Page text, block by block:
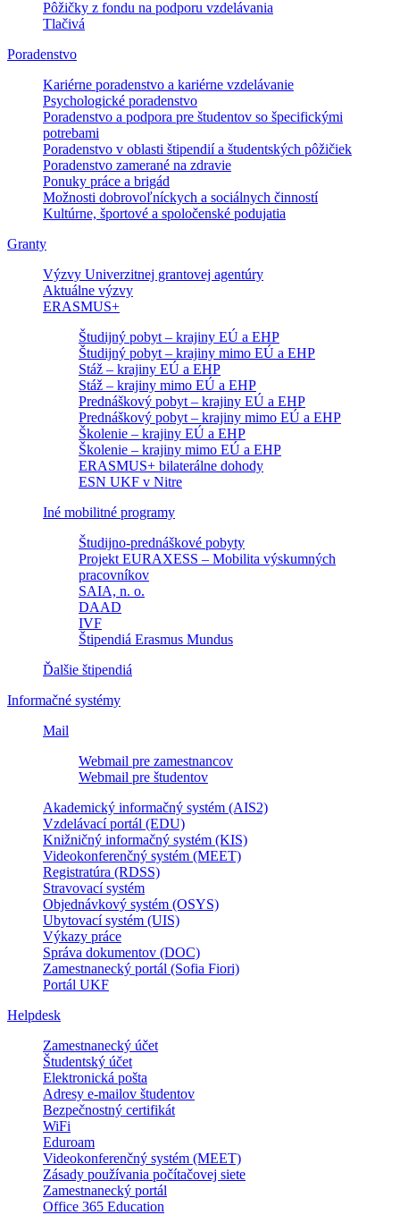
Pôžičky z fondu na podporu vzdelávania
Tlačivá
Poradenstvo
Kariérne poradenstvo a kariérne vzdelávanie
Psychologické poradenstvo
Poradenstvo a podpora pre študentov so špecifickými
potrebami
Poradenstvo v oblasti štipendií a študentských pôžičiek
Poradenstvo zamerané na zdravie
Ponuky práce a brigád
Možnosti dobrovoľníckych a sociálnych činností
Kultúrne, športové a spoločenské podujatia
Granty
Výzvy Univerzitnej grantovej agentúry
Aktuálne výzvy
ERASMUS+
Študijný pobyt – krajiny EÚ a EHP
Študijný pobyt – krajiny mimo EÚ a EHP
Stáž – krajiny EÚ a EHP
Stáž – krajiny mimo EÚ a EHP
Prednáškový pobyt – krajiny EÚ a EHP
Prednáškový pobyt – krajiny mimo EÚ a EHP
Školenie – krajiny EÚ a EHP
Školenie – krajiny mimo EÚ a EHP
ERASMUS+ bilaterálne dohody
ESN UKF v Nitre
Iné mobilitné programy
Študijno-prednáškové pobyty
Projekt EURAXESS – Mobilita výskumných
pracovníkov
SAIA, n. o.
DAAD
IVF
Štipendiá Erasmus Mundus
Ďalšie štipendiá
Informačné systémy
Mail
Webmail pre zamestnancov
Webmail pre študentov
Akademický informačný systém (AIS2)
Vzdelávací portál (EDU)
Knižničný informačný systém (KIS)
Videokonferenčný systém (MEET)
Registratúra (RDSS)
Stravovací systém
Objednávkový systém (OSYS)
Ubytovací systém (UIS)
Výkazy práce
Správa dokumentov (DOC)
Zamestnanecký portál (Sofia Fiori)
Portál UKF
Helpdesk
Zamestnanecký účet
Študentský účet
Elektronická pošta
Adresy e-mailov študentov
Bezpečnostný certifikát
WiFi
Eduroam
Videokonferenčný systém (MEET)
Zásady používania počítačovej siete
Zamestnanecký portál
Office 365 Education